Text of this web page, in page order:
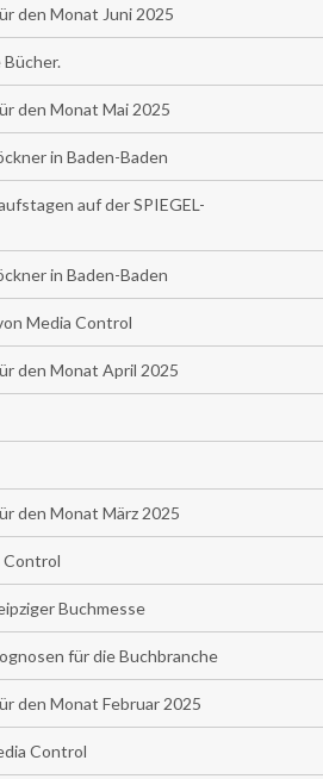
den Monat Juni 2025
den Monat Mai 2025
in Baden-Baden
auf der SPIEGEL-
in Baden-Baden
Media Control
den Monat April 2025
den Monat März 2025
Control
Buchmesse
für die Buchbranche
den Monat Februar 2025
Control